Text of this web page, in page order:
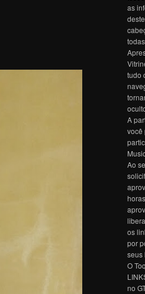
as
tudo
A
você
Ao
os
por
seus
O
no